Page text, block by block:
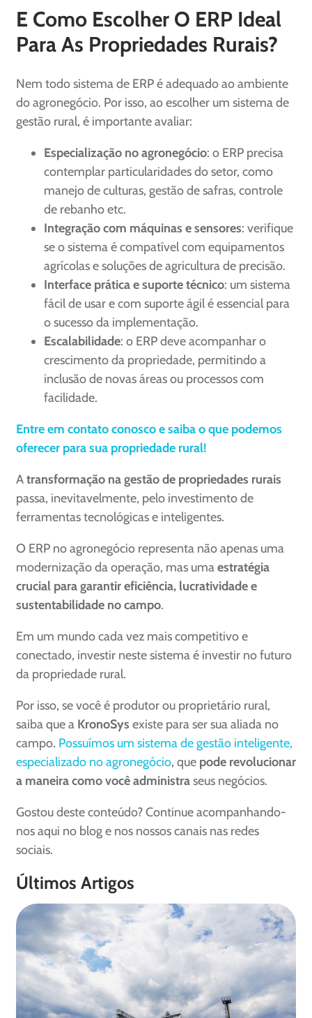
E Como Escolher O ERP Ideal
Para As Propriedades Rurais?
Nem todo sistema de ERP é adequado ao ambiente
do agronegócio. Por isso, ao escolher um sistema de
gestão rural, é importante avaliar:
Especialização no agronegócio: o ERP precisa
contemplar particularidades do setor, como
manejo de culturas, gestão de safras, controle
de rebanho etc.
Integração com máquinas e sensores: verifique
se o sistema é compatível com equipamentos
agrícolas e soluções de agricultura de precisão.
Interface prática e suporte técnico: um sistema
fácil de usar e com suporte ágil é essencial para
o sucesso da implementação.
Escalabilidade: o ERP deve acompanhar o
crescimento da propriedade, permitindo a
inclusão de novas áreas ou processos com
facilidade.
Entre em contato conosco e saiba o que podemos
oferecer para sua propriedade rural!
Atransformação na gestão de propriedades rurais
passa, inevitavelmente, pelo investimento de
ferramentas tecnológicas e inteligentes.
O ERP no agronegócio representa não apenas uma
modernização da operação, mas umaestratégia
crucial para garantir eficiência, lucratividade e
sustentabilidade no campo.
Em um mundo cada vez mais competitivo e
conectado, investir neste sistema é investir no futuro
da propriedade rural.
Por isso, se você é produtor ou proprietário rural,
saiba que a KronoSys existe para ser sua aliada no
campo. Possuímos um sistema de gestão inteligente,
especializado no agronegócio, que pode revolucionar
a maneira como você administraseus negócios.
Gostou deste conteúdo? Continue acompanhando-
nos aqui no blog e nos nossos canais nas redes
sociais.
Últimos Artigos